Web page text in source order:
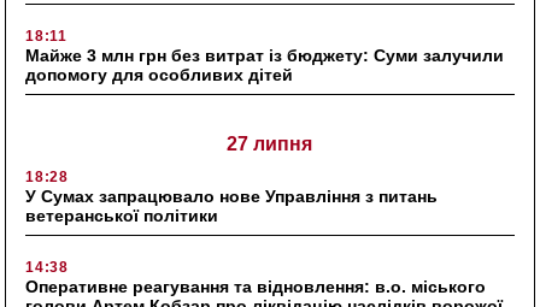
18:11
Майже 3 млн грн без витрат із бюджету: Суми залучили
допомогу для особливих дітей
27 липня
18:28
У Сумах запрацювало нове Управління з питань
ветеранської політики
14:38
Оперативне реагування та відновлення: в.о. міського